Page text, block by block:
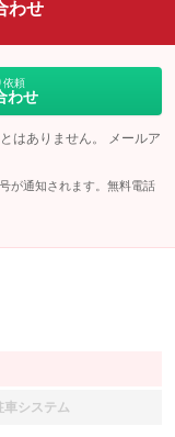
わせ
依頼
わせ
はありません。 メールア
が通知されます。無料電話
車システム
なし